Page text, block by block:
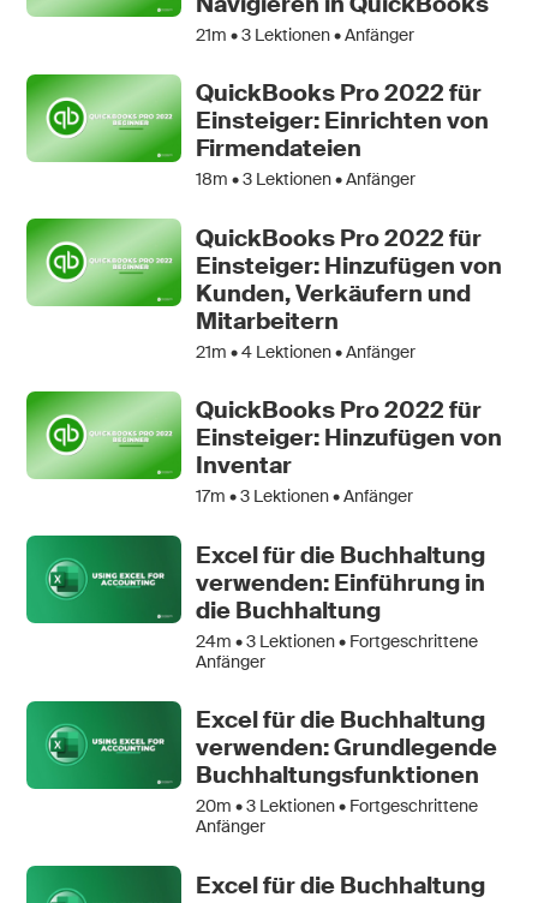
21m •3 Lektionen • Anfänger
QuickBooks Pro 2022 für
Einsteiger: Einrichten von
Firmendateien
18m •3 Lektionen • Anfänger
QuickBooks Pro 2022 für
Einsteiger: Hinzufügen von
Kunden, Verkäufern und
Mitarbeitern
21m •4 Lektionen • Anfänger
QuickBooks Pro 2022 für
Einsteiger: Hinzufügen von
Inventar
17m •3 Lektionen • Anfänger
Excel für die Buchhaltung
verwenden: Einführung in
die Buchhaltung
24m •3 Lektionen • Fortgeschrittene
Anfänger
Excel für die Buchhaltung
verwenden: Grundlegende
Buchhaltungsfunktionen
20m •3 Lektionen • Fortgeschrittene
Anfänger
Excel für die Buchhaltung